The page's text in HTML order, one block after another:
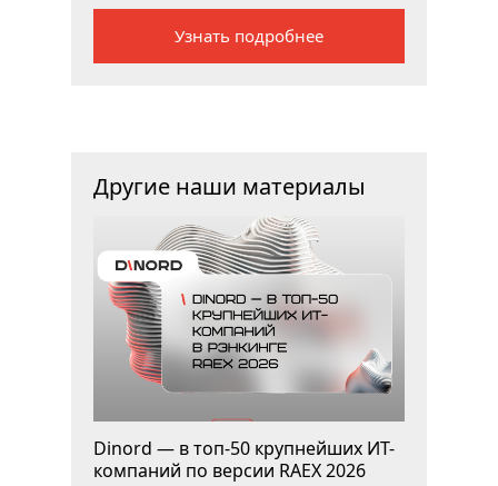
Другие наши материалы
Dinord — в топ-50 крупнейших ИТ-
компаний по версии RAEX 2026
Узнать подробнее